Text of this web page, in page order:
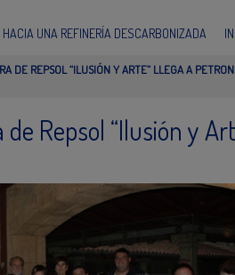
HACIA UNA REFINERÍA DESCARBONIZADA
DE REPSOL “ILUSIÓN Y ARTE” LLEGA A
Repsol “Ilusión y